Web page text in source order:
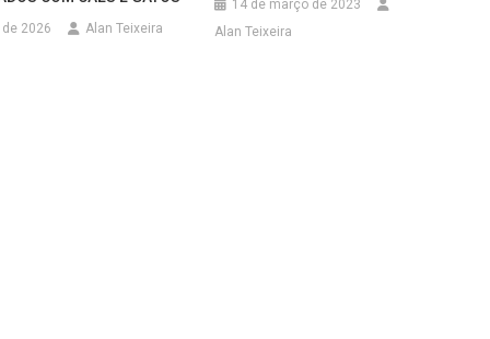
2026 Alan Teixeira
14 de março de 2023
Alan Teixeira